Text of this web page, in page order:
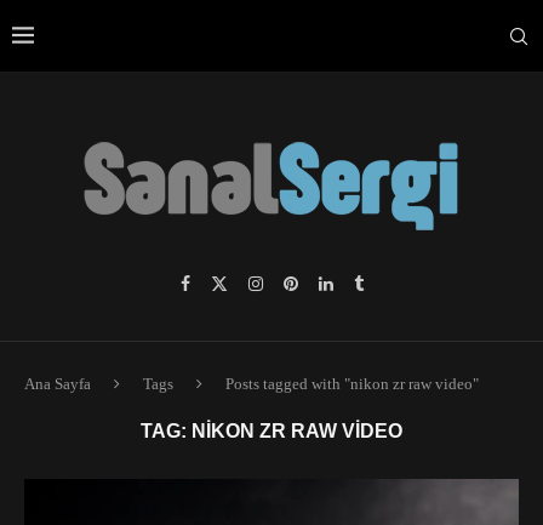
Ana Sayfa Tags Posts tagged with "nikon zr raw video"
TAG: NIKON ZR RAW VIDEO